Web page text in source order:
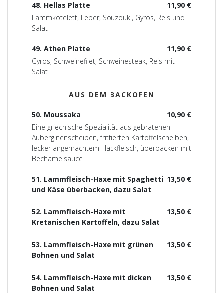
11,90 €
48. Hellas Platte
Lammkotelett, Leber, Souzouki, Gyros, Reis und
Salat
11,90 €
49. Athen Platte
Gyros, Schweinefilet, Schweinesteak, Reis mit
Salat
AUS DEM BACKOFEN
10,90 €
50. Moussaka
Eine griechische Spezialität aus gebratenen
Auberginenscheiben, frittierten Kartoffelscheiben,
lecker angemachtem Hackfleisch, überbacken mit
Bechamelsauce
13,50 €
51. Lammfleisch-Haxe mit Spaghetti
und Käse überbacken, dazu Salat
13,50 €
52. Lammfleisch-Haxe mit
Kretanischen Kartoffeln, dazu Salat
13,50 €
53. Lammfleisch-Haxe mit grünen
Bohnen und Salat
13,50 €
54. Lammfleisch-Haxe mit dicken
Bohnen und Salat